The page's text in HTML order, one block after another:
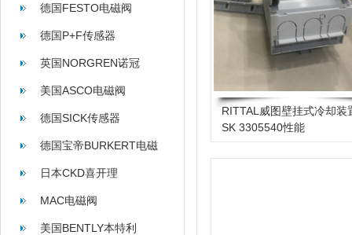
德国FESTO电磁阀
德国P+F传感器
英国NORGREN诺冠
美国ASCO电磁阀
德国SICK传感器
德国宝帝BURKERT电磁
阀
日本CKD喜开理
MAC电磁阀
美国BENTLY本特利
RITTAL威图壁挂式冷却装
SK 3305540性能